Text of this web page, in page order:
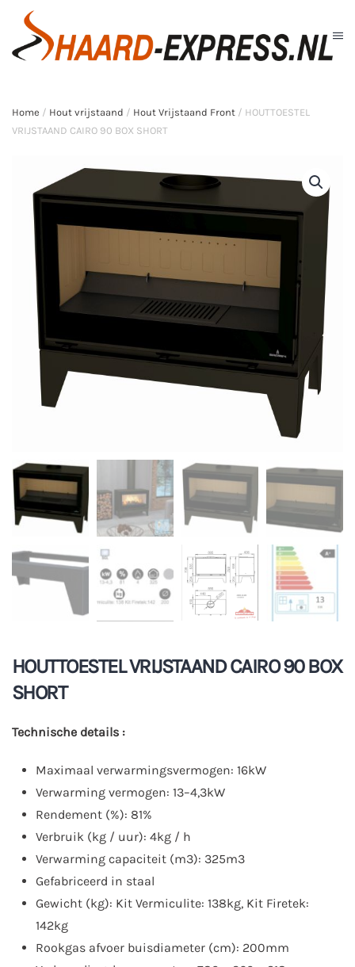
Skip to main content
Home / Hout vrijstaand / Hout Vrijstaand Front / HOUTTOESTEL
VRIJSTAAND CAIRO 90 BOX SHORT
HOUTTOESTEL VRIJSTAAND CAIRO 90 BOX
SHORT
Technische details :
Maximaal verwarmingsvermogen: 16kW
Verwarming vermogen: 13–4,3kW
Rendement (%): 81%
Verbruik (kg / uur): 4kg / h
Verwarming capaciteit (m3): 325m3
Gefabriceerd in staal
Gewicht (kg): Kit Vermiculite: 138kg, Kit Firetek:
142kg
Rookgas afvoer buisdiameter (cm): 200mm